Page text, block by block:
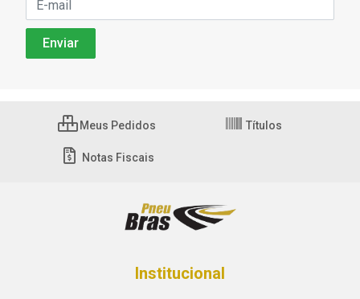
Meus Pedidos Títulos
Notas Fiscais
Institucional